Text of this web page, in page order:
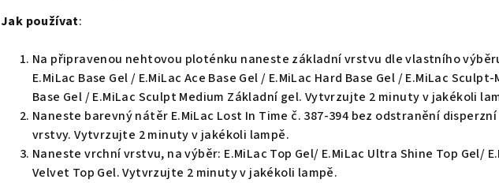
Jak používat:
Na připravenou nehtovou ploténku naneste základní vrstvu dle vlastního
E.MiLac Base Gel / E.MiLac Ace Base Gel / E.MiLac Hard Base Gel / E.MiLac Sculpt-
Base Gel / E.MiLac Sculpt Medium Základní gel. Vytvrzujte 2 minuty v jakékoli
Naneste barevný nátěr E.MiLac Lost In Time č. 387-394 bez odstranění disperzní
vrstvy. Vytvrzujte 2 minuty v jakékoli lampě.
Naneste vrchní vrstvu, na výběr: E.MiLac Top Gel/ E.MiLac Ultra Shine Top Gel/
Velvet Top Gel. Vytvrzujte 2 minuty v jakékoli lampě.